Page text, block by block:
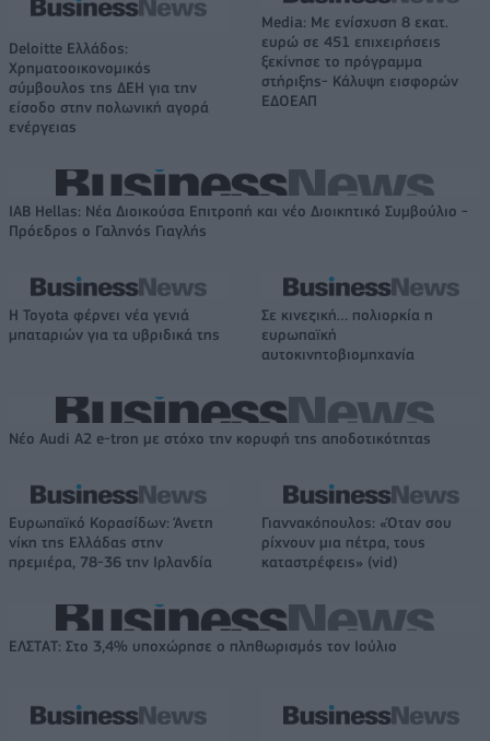
Deloitte Ελλάδος:
Χρηματοοικονομικός
σύμβουλος της ΔΕΗ για την
είσοδο στην πολωνική αγορά
ενέργειας
Media: Με ενίσχυση 8 εκατ.
ευρώ σε 451 επιχειρήσεις
ξεκίνησε το πρόγραμμα
στήριξης- Κάλυψη εισφορών
ΕΔΟΕΑΠ
IAB Hellas: Νέα Διοικούσα Επιτροπή και νέο Διοικητικό Συμβούλιο -
Πρόεδρος ο Γαληνός Γιαγλής
Η Toyota φέρνει νέα γενιά
μπαταριών για τα υβριδικά της
Σε κινεζική… πολιορκία η
ευρωπαϊκή
αυτοκινητοβιομηχανία
Νέο Audi A2 e-tron με στόχο την κορυφή της αποδοτικότητας
Ευρωπαϊκό Κορασίδων: Άνετη
νίκη της Ελλάδας στην
πρεμιέρα, 78-36 την Ιρλανδία
Γιαννακόπουλος: «Όταν σου
ρίχνουν μια πέτρα, τους
καταστρέφεις» (vid)
ΕΛΣΤΑΤ: Στο 3,4% υποχώρησε ο πληθωρισμός τον Ιούλιο